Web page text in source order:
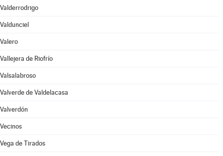
Valderrodrigo
Valdunciel
Valero
Vallejera de Riofrío
Valsalabroso
Valverde de Valdelacasa
Valverdón
Vecinos
Vega de Tirados